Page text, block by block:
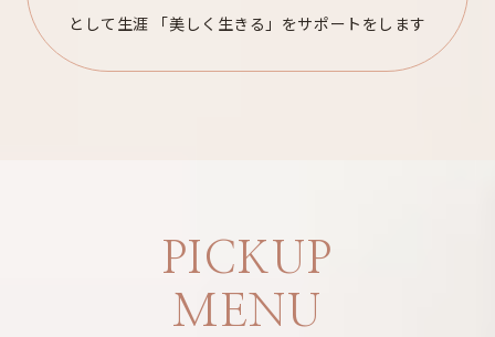
として生涯 「美しく生きる」をサポートをします
PICKUP
MENU